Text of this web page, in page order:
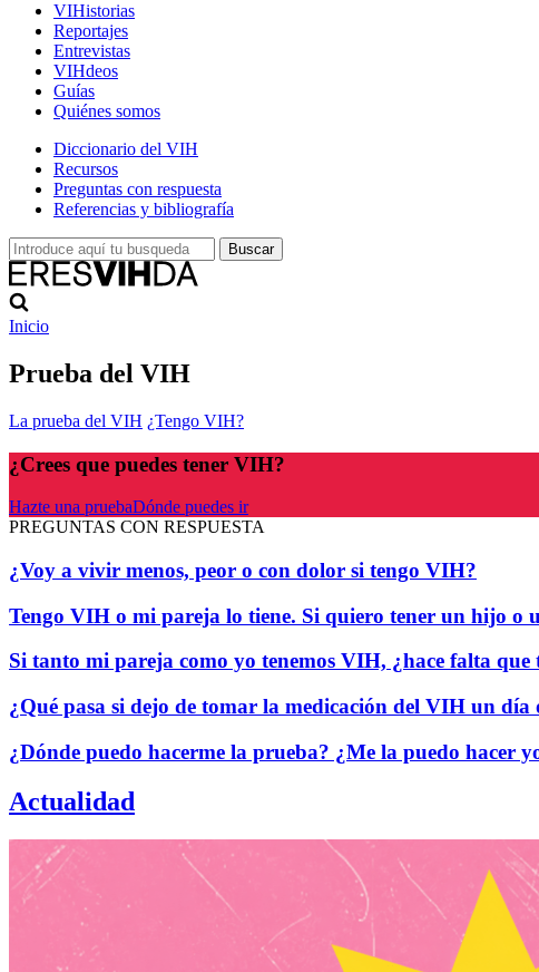
VIHistorias
Reportajes
Entrevistas
VIHdeos
Guías
Quiénes somos
Diccionario del VIH
Recursos
Preguntas con respuesta
Referencias y bibliografía
Inicio
Prueba del VIH
La prueba del VIH ¿Tengo VIH?
¿Crees que puedes tener VIH?
Hazte una pruebaDónde puedes ir
PREGUNTAS CON RESPUESTA
¿Voy a vivir menos, peor o con dolor si tengo VIH?
Tengo VIH o mi pareja lo tiene. Si quiero tener un hijo o
Si tanto mi pareja como yo tenemos VIH, ¿hace falta que
¿Qué pasa si dejo de tomar la medicación del VIH un día
¿Dónde puedo hacerme la prueba? ¿Me la puedo hacer
Actualidad